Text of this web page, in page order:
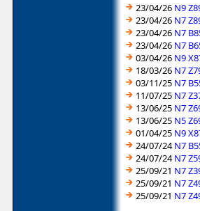
23/04/26 N9
23/04/26 N7
23/04/26 N7
23/04/26 N7
03/04/26 N9
18/03/26 N7
03/11/25 N7
11/07/25 N7
13/06/25 N7
13/06/25 N5
01/04/25 N9
24/07/24N7
24/07/24N7
25/09/21 N7
25/09/21 N7
25/09/21 N7